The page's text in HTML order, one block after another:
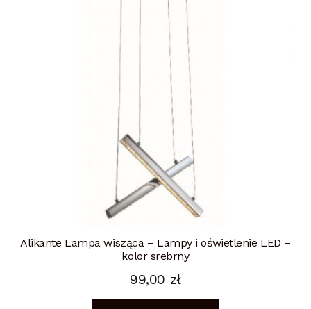
Alikante Lampa wisząca – Lampy i oświetlenie LED –
kolor srebrny
99,00 zł